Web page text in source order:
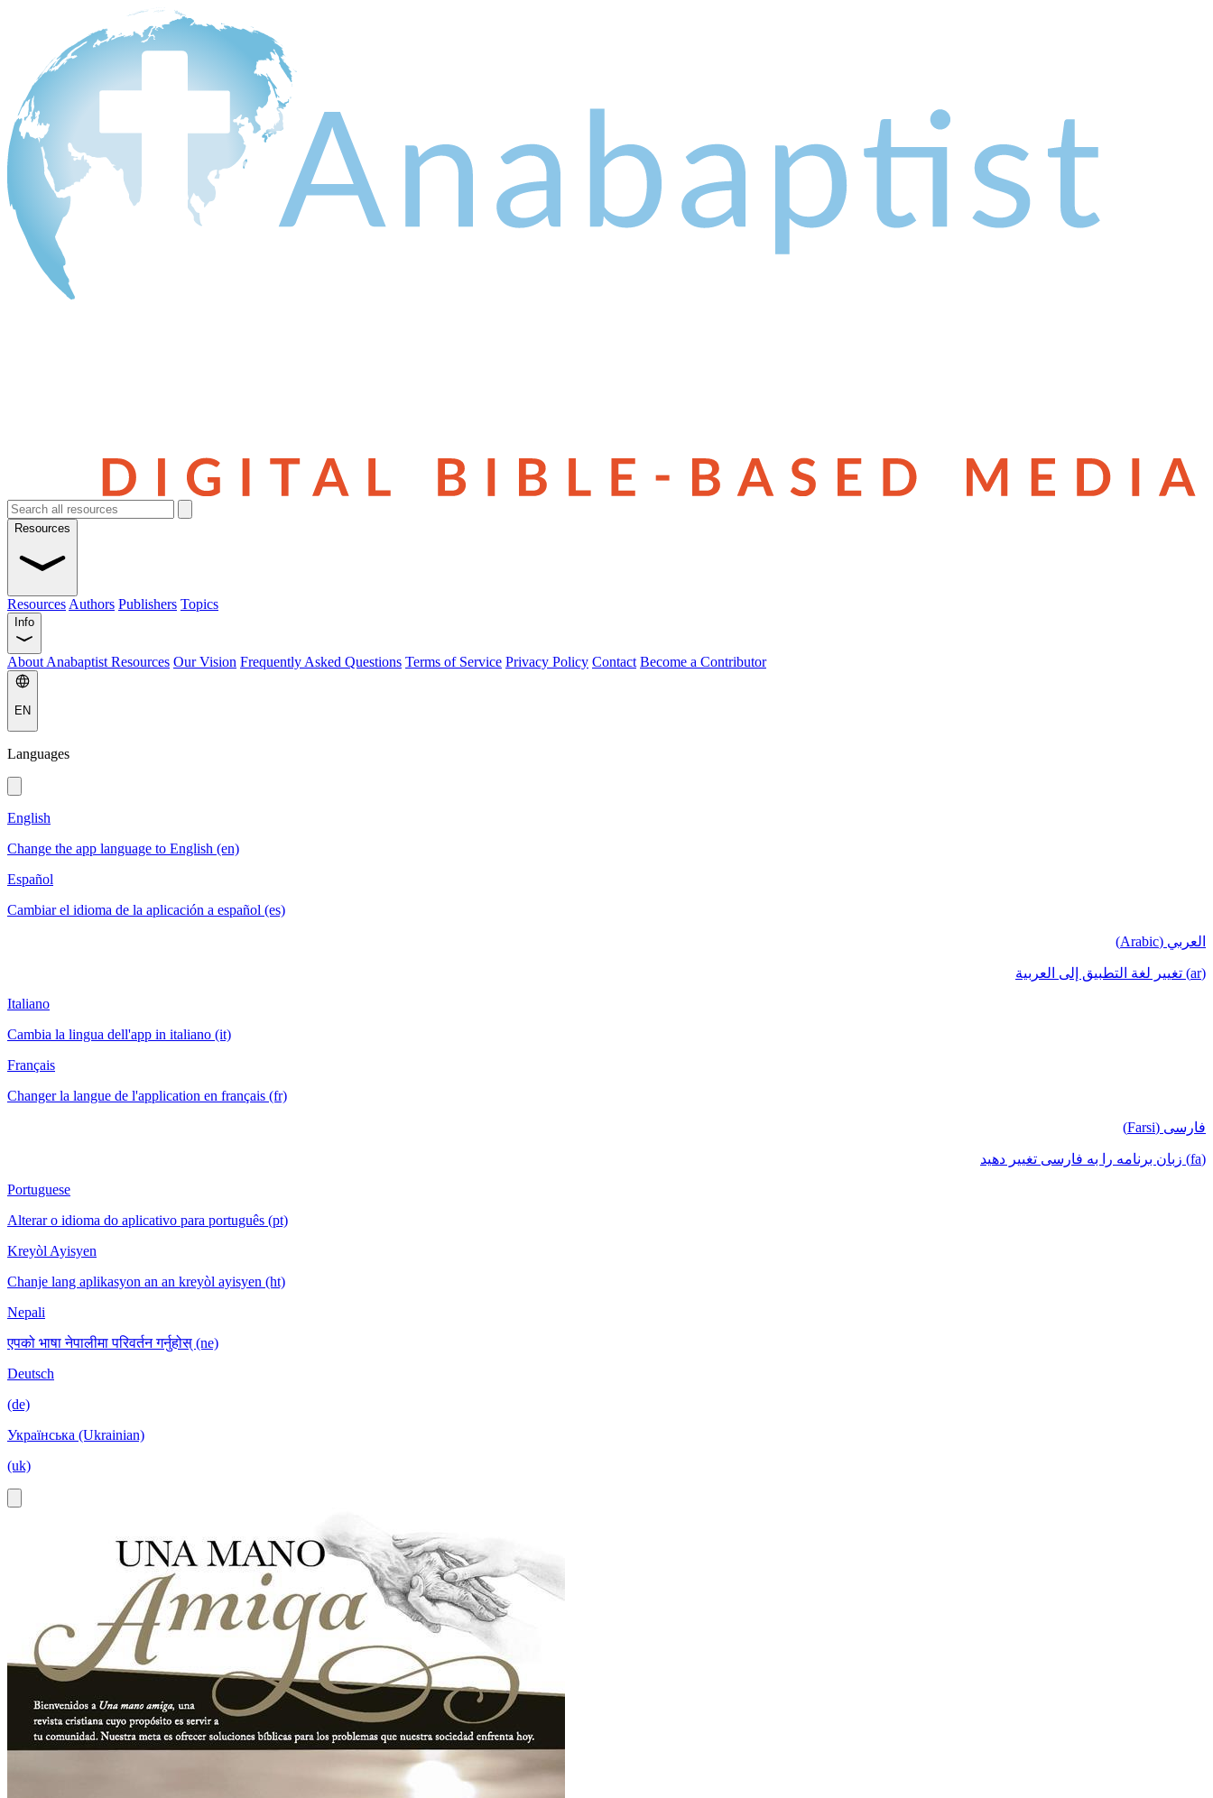
Resources
Resources Authors Publishers Topics
Info
About Anabaptist Resources Our Vision Frequently Asked Questions Terms of Service Privacy Policy Contact Become a Contributor
EN
Languages
English
Change the app language to English (en)
Español
Cambiar el idioma de la aplicación a español (es)
العربي (Arabic)
(ar) تغيير لغة التطبيق إلى العربية
Italiano
Cambia la lingua dell'app in italiano (it)
Français
Changer la langue de l'application en français (fr)
فارسی (Farsi)
(fa) زبان برنامه را به فارسی تغییر دهید
Portuguese
Alterar o idioma do aplicativo para português (pt)
Kreyòl Ayisyen
Chanje lang aplikasyon an an kreyòl ayisyen (ht)
Nepali
एपको भाषा नेपालीमा परिवर्तन गर्नुहोस् (ne)
Deutsch
(de)
Українська (Ukrainian)
(uk)